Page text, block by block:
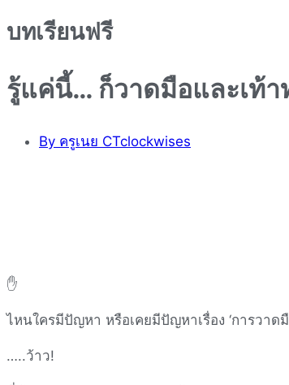
บทเรียนฟรี
รู้แค่นี้… ก็วาดมือและเท้า
By ครูเนย CTclockwises
✋
ไหนใครมีปัญหา หรือเคยมีปัญหาเรื่อง ‘การวาด
…..ว้าว!